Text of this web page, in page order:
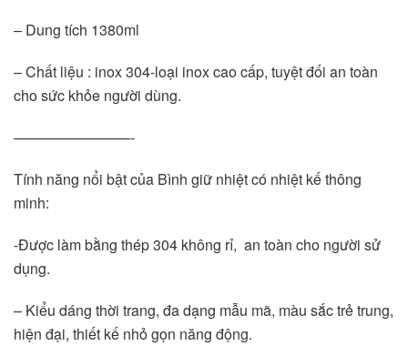
– Dung tích 1380ml
– Chất liệu : inox 304-loại inox cao cấp, tuyệt đối an toàn
cho sức khỏe người dùng.
————————-
Tính năng nổi bật của Bình giữ nhiệt có nhiệt kế thông
minh:
-Được làm bằng thép 304 không rỉ,  an toàn cho người sử
dụng.
– Kiểu dáng thời trang, đa dạng mẫu mã, màu sắc trẻ trung,
hiện đại, thiết kế nhỏ gọn năng động.